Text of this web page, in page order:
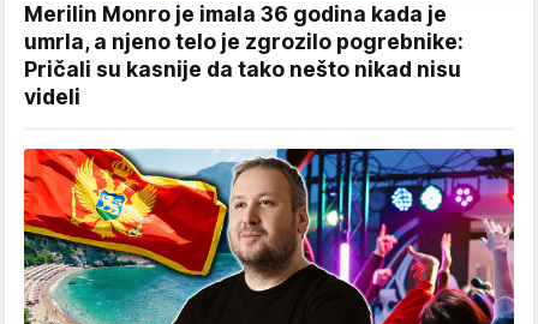
Merilin Monro je imala 36 godina kada je
umrla, a njeno telo je zgrozilo pogrebnike:
Pričali su kasnije da tako nešto nikad nisu
videli